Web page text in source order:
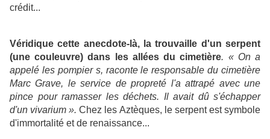
crédit...
Véridique cette anecdote-là, la trouvaille d'un serpent
(une couleuvre) dans les allées du cimetière. « On a
appelé les pompier s, raconte le responsable du cimetière
Marc Grave, le service de propreté l'a attrapé avec une
pince pour ramasser les déchets. Il avait dû s'échapper
d'un vivarium ». Chez les Aztèques, le serpent est symbole
d'immortalité et de renaissance...